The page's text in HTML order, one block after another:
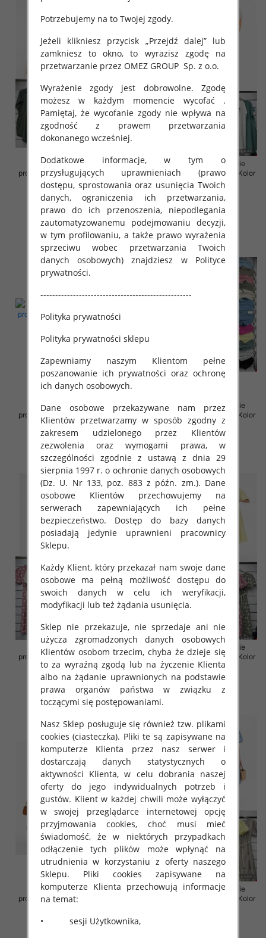
Sukienki damskie (Włoskie
produkt) Roz Standard, Mix Kolor
Paczka 5 szt
35.00 zł
szczegóły
Sukienki damskie (Włoskie
produkt) Roz Standard, Mix Kolor
Paczka 5 szt
35.00 zł
szczegóły
Sukienki damskie (Włoskie
produkt) Roz Standard, Mix Kolor
Paczka 5 szt
35.00 zł
szczegóły
Sukienki damskie (Włoskie
produkt) Roz Standard, Mix Kolor
Paczka 5 szt
36.00 zł
szczegóły
Sukienki damskie (Włoskie
produkt) Roz Standard, Mix Kolor
Paczka 5 szt
43.00 zł
szczegóły
Sukienki damskie (Włoskie
produkt) Roz Standard, Mix Kolor
Paczka 5 szt
43.00 zł
Sukienki damskie (Włoskie
produkt) Roz Standard, Mix Kolor
43.00 zł
Sukienki damskie (Włoskie
produkt) Roz Standard, Mix Kolor
Potrzebujemy na to Twojej zgody.
Jeżeli klikniesz przycisk „Przejdź dalej” lub
zamkniesz to okno, to wyrazisz zgodę na
przetwarzanie przez OMEZ GROUP Sp. z o.o.
Wyrażenie zgody jest dobrowolne. Zgodę
możesz w każdym momencie wycofać .
Pamiętaj, że wycofanie zgody nie wpływa na
zgodność z prawem przetwarzania
dokonanego wcześniej.
Dodatkowe informacje, w tym o
przysługujących uprawnieniach (prawo
dostępu, sprostowania oraz usunięcia Twoich
danych, ograniczenia ich przetwarzania,
prawo do ich przenoszenia, niepodlegania
zautomatyzowanemu podejmowaniu decyzji,
w tym profilowaniu, a także prawo wyrażenia
sprzeciwu wobec przetwarzania Twoich
danych osobowych) znajdziesz w Polityce
prywatności.
---------------------------------------------------
Polityka prywatności
Polityka prywatności sklepu
Zapewniamy naszym Klientom pełne
poszanowanie ich prywatności oraz ochronę
ich danych osobowych.
Dane osobowe przekazywane nam przez
Klientów przetwarzamy w sposób zgodny z
zakresem udzielonego przez Klientów
zezwolenia oraz wymogami prawa, w
szczególności zgodnie z ustawą z dnia 29
sierpnia 1997 r. o ochronie danych osobowych
(Dz. U. Nr 133, poz. 883 z późn. zm.). Dane
osobowe Klientów przechowujemy na
serwerach zapewniających ich pełne
bezpieczeństwo. Dostęp do bazy danych
posiadają jedynie uprawnieni pracownicy
Sklepu.
Każdy Klient, który przekazał nam swoje dane
osobowe ma pełną możliwość dostępu do
swoich danych w celu ich weryfikacji,
modyfikacji lub też żądania usunięcia.
Sklep nie przekazuje, nie sprzedaje ani nie
użycza zgromadzonych danych osobowych
Klientów osobom trzecim, chyba że dzieje się
to za wyraźną zgodą lub na życzenie Klienta
albo na żądanie uprawnionych na podstawie
prawa organów państwa w związku z
toczącymi się postępowaniami.
Nasz Sklep posługuje się również tzw. plikami
cookies (ciasteczka). Pliki te są zapisywane na
komputerze Klienta przez nasz serwer i
dostarczają danych statystycznych o
aktywności Klienta, w celu dobrania naszej
oferty do jego indywidualnych potrzeb i
gustów. Klient w każdej chwili może wyłączyć
w swojej przeglądarce internetowej opcję
przyjmowania cookies, choć musi mieć
świadomość, że w niektórych przypadkach
odłączenie tych plików może wpłynąć na
utrudnienia w korzystaniu z oferty naszego
Sklepu. Pliki cookies zapisywane na
komputerze Klienta przechowują informacje
na temat:
• sesji Użytkownika,